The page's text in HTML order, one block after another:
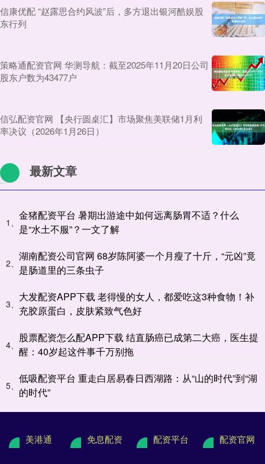
信康优配 “赵露思合约风波”后，多方退出银河酷娱股
东行列
策略通配资官网 华测导航：截至2025年11月20日公司
股东户数为43477户
信弘配资官网 【央行圆桌汇】市场聚焦美联储1月利
率决议（2026年1月26日）
最新文章
1、
金猪配资平台 暑期出游途中如何远离肠胃不适？什么
是“水土不服”？一文了解
2、
湖南配资公司官网 68岁陈阿婆一个月瘦了十斤，“元凶”竟
是肠道里的三条虫子
3、
大发配资APP下载 老得慢的女人，都爱吃这3种食物！补
充胶原蛋白，皮肤紧致气色好
4、
股票配资怎么配APP下载 结直肠癌已成第二大癌，医生提
醒：40岁起这件事千万别拖
5、
低吸配资平台 重走白居易春日西湖路：从“山的时代”到“湖
的时代”
美港通 免息配资 配资平台 配资官网